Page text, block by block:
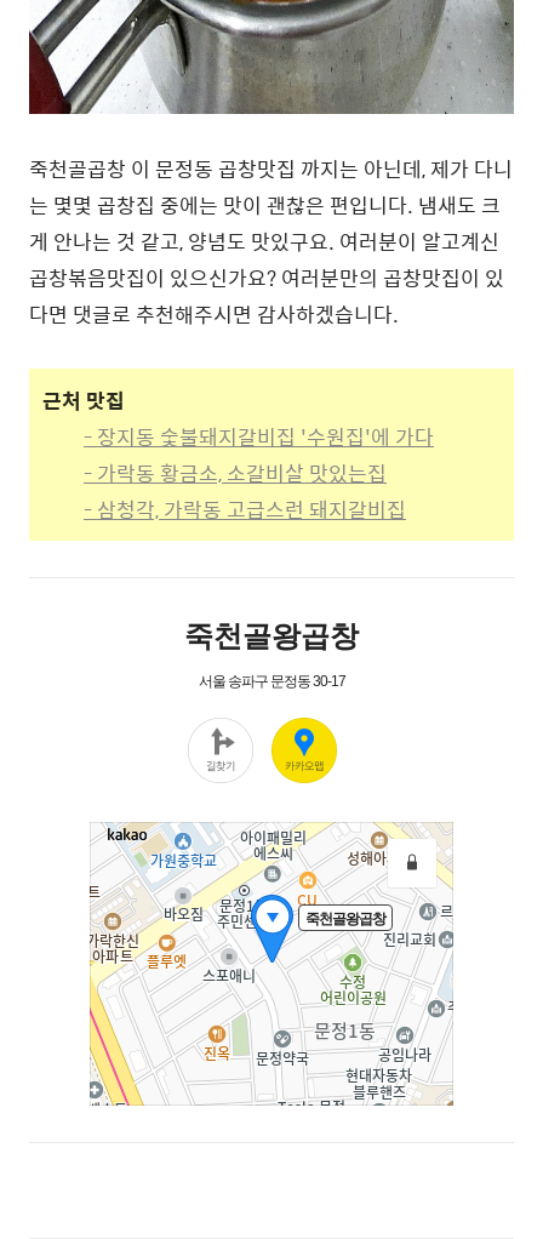
죽천골곱창 이 문정동 곱창맛집 까지는 아닌데, 제가 다니
는 몇몇 곱창집 중에는 맛이 괜찮은 편입니다. 냄새도 크
게 안나는 것 같고, 양념도 맛있구요. 여러분이 알고계신
곱창볶음맛집이 있으신가요? 여러분만의 곱창맛집이 있
다면 댓글로 추천해주시면 감사하겠습니다.
근처 맛집
- 장지동 숯불돼지갈비집 '수원집'에 가다
- 가락동 황금소, 소갈비살 맛있는집
- 삼청각, 가락동 고급스런 돼지갈비집